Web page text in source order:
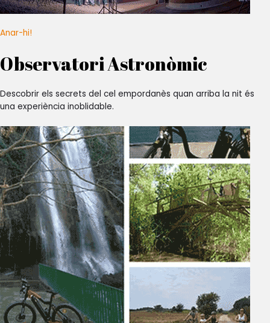
Anar-hi!
Observatori Astronòmic
Descobrir els secrets del cel empordanès quan arriba la nit és
una experiència inoblidable.